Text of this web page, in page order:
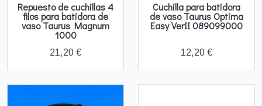
Repuesto de cuchillas 4
filos para batidora de
vaso Taurus Magnum
1000
21,20 €
Cuchilla para batidora
de vaso Taurus Optima
Easy VerII 089099000
12,20 €